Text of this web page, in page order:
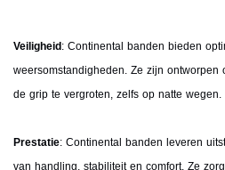
Veiligheid : Continental banden bieden
weersomstandigheden. Ze zijn ontworpen
de grip te vergroten, zelfs op natte wegen.
Prestatie: Continental banden leveren
van handling, stabiliteit en comfort. Ze